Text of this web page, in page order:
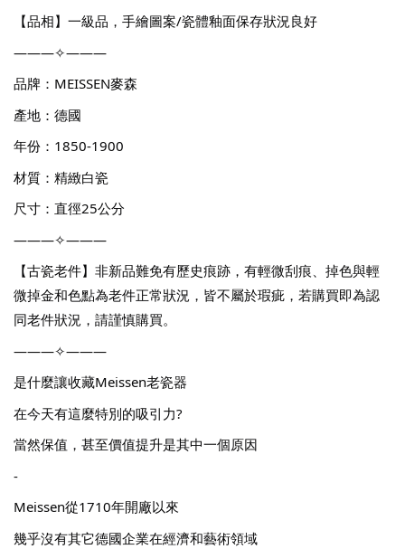
【品相】一級品，手繪圖案/瓷體釉面保存狀況良好
———✧———
品牌：MEISSEN麥森
產地：德國
年份：1850-1900
材質：精緻白瓷
尺寸：直徑25公分
———✧———
【古瓷老件】非新品難免有歷史痕跡，有輕微刮痕、掉色與輕
微掉金和色點為老件正常狀況，皆不屬於瑕疵，若購買即為認
同老件狀況，請謹慎購買。
———✧———
是什麼讓收藏Meissen老瓷器
在今天有這麼特別的吸引力?
當然保值，甚至價值提升是其中一個原因
-
Meissen從1710年開廠以來
幾乎沒有其它德國企業在經濟和藝術領域